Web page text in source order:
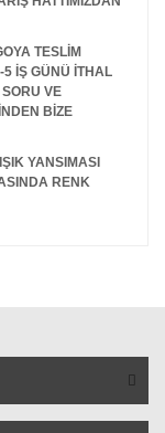
TESLİM
İŞ GÜNÜ İTHAL
VE
BİZE
YANSIMASI
RENK